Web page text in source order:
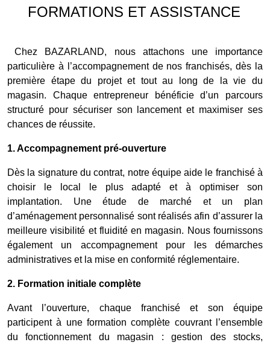
FORMATIONS ET ASSISTANCE
Chez BAZARLAND, nous attachons une importance
particulière à l’accompagnement de nos franchisés, dès la
première étape du projet et tout au long de la vie du
magasin. Chaque entrepreneur bénéficie d’un parcours
structuré pour sécuriser son lancement et maximiser ses
chances de réussite.
1. Accompagnement pré-ouverture
Dès la signature du contrat, notre équipe aide le franchisé à
choisir le local le plus adapté et à optimiser son
implantation. Une étude de marché et un plan
d’aménagement personnalisé sont réalisés afin d’assurer la
meilleure visibilité et fluidité en magasin. Nous fournissons
également un accompagnement pour les démarches
administratives et la mise en conformité réglementaire.
2. Formation initiale complète
Avant l’ouverture, chaque franchisé et son équipe
participent à une formation complète couvrant l’ensemble
du fonctionnement du magasin : gestion des stocks,